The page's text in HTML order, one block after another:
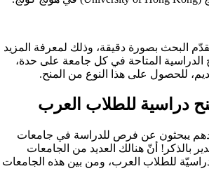
البحث بصورة دقيقة، وذلك لمعرفة المزيد
الدراسية المتاحة في كل جامعة على حدة،
للحصول على هذا النوع من المنح.
دراسية للطلاب العرب
يبحثون عن فرص للدراسة في جامعات
بالذكر! أنّ هنالك العديد من الجامعات
دراسيّة للطلاب العرب، ومن بين هذه الجامعات